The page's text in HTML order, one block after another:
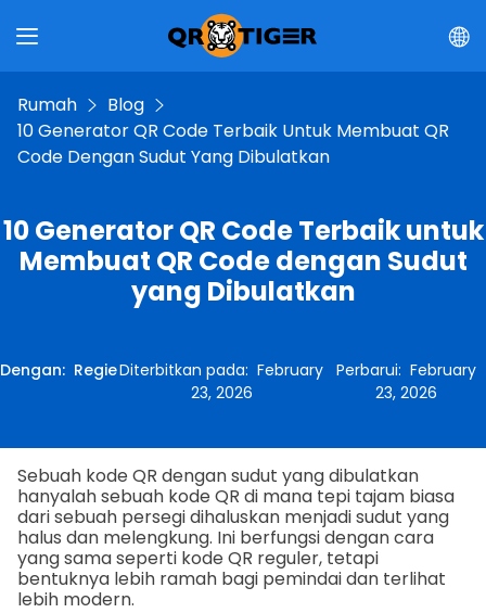
Rumah
Blog
10 Generator QR Code Terbaik Untuk Membuat QR
Code Dengan Sudut Yang Dibulatkan
10 Generator QR Code Terbaik untuk
Membuat QR Code dengan Sudut
yang Dibulatkan
Dengan: RegieDiterbitkan pada:February
23, 2026
Perbarui: February
23, 2026
Sebuah kode QR dengan sudut yang dibulatkan
hanyalah sebuah kode QR di mana tepi tajam biasa
dari sebuah persegi dihaluskan menjadi sudut yang
halus dan melengkung. Ini berfungsi dengan cara
yang sama seperti kode QR reguler, tetapi
bentuknya lebih ramah bagi pemindai dan terlihat
lebih modern.